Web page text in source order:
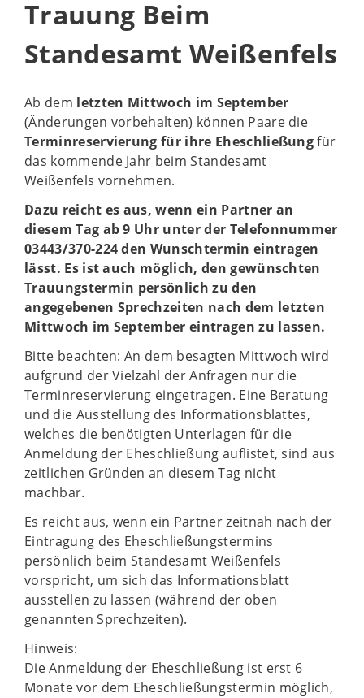
Trauung Beim
Standesamt Weißenfels
Ab dem letzten Mittwoch im September
(Änderungen vorbehalten) können Paare die
Terminreservierung für ihre Eheschließungfür
das kommende Jahr beim Standesamt
Weißenfels vornehmen.
Dazu reicht es aus, wenn ein Partner an
diesem Tag ab 9 Uhr unter der Telefonnummer
03443/370-224 den Wunschtermin eintragen
lässt. Es ist auch möglich, den gewünschten
Trauungstermin persönlich zu den
angegebenen Sprechzeiten nach dem letzten
Mittwoch im September eintragen zu lassen.
Bitte beachten: An dem besagten Mittwoch wird
aufgrund der Vielzahl der Anfragen nur die
Terminreservierung eingetragen. Eine Beratung
und die Ausstellung des Informationsblattes,
welches die benötigten Unterlagen für die
Anmeldung der Eheschließung auflistet, sind aus
zeitlichen Gründen an diesem Tag nicht
machbar.
Es reicht aus, wenn ein Partner zeitnah nach der
Eintragung des Eheschließungstermins
persönlich beim Standesamt Weißenfels
vorspricht, um sich das Informationsblatt
ausstellen zu lassen (während der oben
genannten Sprechzeiten).
Hinweis:
Die Anmeldung der Eheschließung ist erst 6
Monate vor dem Eheschließungstermin möglich,